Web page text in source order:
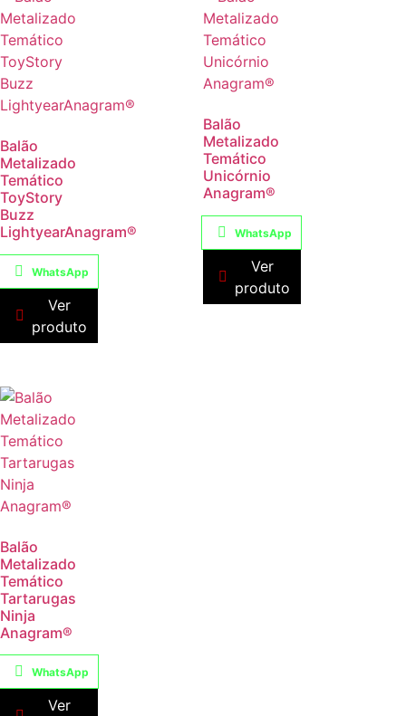
Balão
Metalizado
Temático
ToyStory
Buzz
LightyearAnagram®
WhatsApp
Ver
produto
Balão
Metalizado
Temático
Unicórnio
Anagram®
WhatsApp
Ver
produto
Balão
Metalizado
Temático
Tartarugas
Ninja
Anagram®
WhatsApp
Ver